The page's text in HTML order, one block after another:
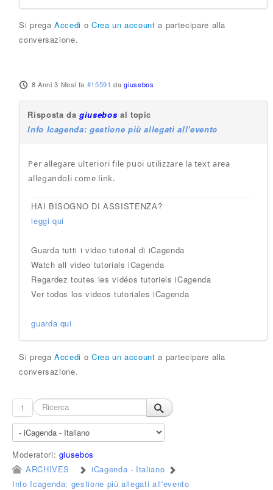
Si pregaAccedi o Crea un account a partecipare alla
conversazione.
8 Anni 3 Mesi fa #15591 dagiusebos
Risposta dagiusebos al topic
Info Icagenda: gestione più allegati all'evento
Per allegare ulteriori file puoi utilizzare la text area
allegandoli come link.
HAI BISOGNO DI ASSISTENZA?
leggi qui
Guarda tutti i video tutorial di iCagenda
Watch all video tutorials iCagenda
Regardez toutes les vidéos tutoriels iCagenda
Ver todos los videos tutoriales iCagenda
guarda qui
Si pregaAccedi o Crea un account a partecipare alla
conversazione.
1
Moderatori: giusebos
ARCHIVES
iCagenda - Italiano
Info Icagenda: gestione più allegati all'evento